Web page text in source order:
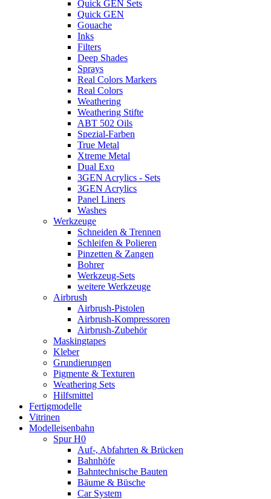
Quick GEN Sets
Quick GEN
Gouache
Inks
Filters
Deep Shades
Sprays
Real Colors Markers
Real Colors
Weathering
Weathering Stifte
ABT 502 Oils
Spezial-Farben
True Metal
Xtreme Metal
Dual Exo
3GEN Acrylics - Sets
3GEN Acrylics
Panel Liners
Washes
Werkzeuge
Schneiden & Trennen
Schleifen & Polieren
Pinzetten & Zangen
Bohrer
Werkzeug-Sets
weitere Werkzeuge
Airbrush
Airbrush-Pistolen
Airbrush-Kompressoren
Airbrush-Zubehör
Maskingtapes
Kleber
Grundierungen
Pigmente & Texturen
Weathering Sets
Hilfsmittel
Fertigmodelle
Vitrinen
Modelleisenbahn
Spur H0
Auf-, Abfahrten & Brücken
Bahnhöfe
Bahntechnische Bauten
Bäume & Büsche
Car System